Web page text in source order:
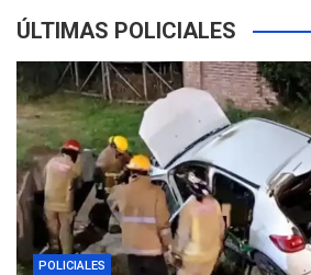
ÚLTIMAS POLICIALES
POLICIALES